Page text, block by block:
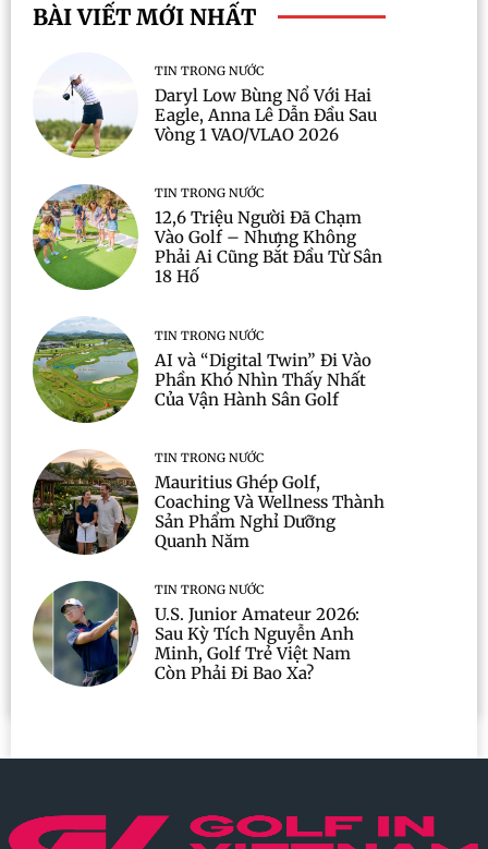
BÀI VIẾT MỚI NHẤT
TIN TRONG NƯỚC
Daryl Low Bùng Nổ Với Hai
Eagle, Anna Lê Dẫn Đầu Sau
Vòng 1 VAO/VLAO 2026
TIN TRONG NƯỚC
12,6 Triệu Người Đã Chạm
Vào Golf – Nhưng Không
Phải Ai Cũng Bắt Đầu Từ Sân
18 Hố
TIN TRONG NƯỚC
AI và “Digital Twin” Đi Vào
Phần Khó Nhìn Thấy Nhất
Của Vận Hành Sân Golf
TIN TRONG NƯỚC
Mauritius Ghép Golf,
Coaching Và Wellness Thành
Sản Phẩm Nghỉ Dưỡng
Quanh Năm
TIN TRONG NƯỚC
U.S. Junior Amateur 2026:
Sau Kỳ Tích Nguyễn Anh
Minh, Golf Trẻ Việt Nam
Còn Phải Đi Bao Xa?